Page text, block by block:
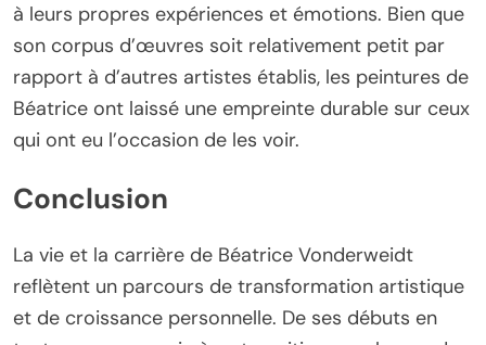
à leurs propres expériences et émotions. Bien que
son corpus d’œuvres soit relativement petit par
rapport à d’autres artistes établis, les peintures de
Béatrice ont laissé une empreinte durable sur ceux
qui ont eu l’occasion de les voir.
Conclusion
La vie et la carrière de Béatrice Vonderweidt
reflètent un parcours de transformation artistique
et de croissance personnelle. De ses débuts en